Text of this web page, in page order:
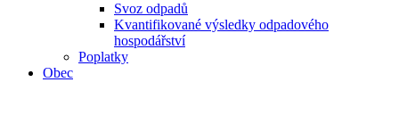
Svoz odpadů
Kvantifikované výsledky odpadového
hospodářství
Poplatky
Obec